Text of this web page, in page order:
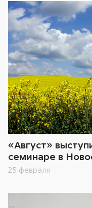
«Август»
семинаре в
25 февраля